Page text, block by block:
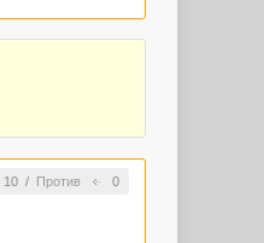
10/ Против 0